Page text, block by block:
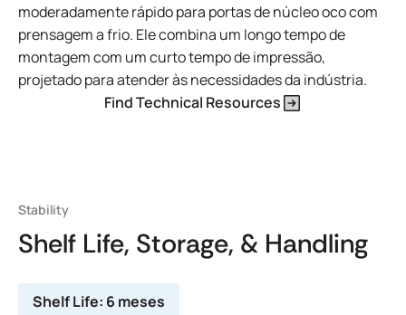
moderadamente rápido para portas de núcleo oco com
prensagem a frio. Ele combina um longo tempo de
montagem com um curto tempo de impressão,
projetado para atender às necessidades da indústria.
Find Technical Resources
Stability
Shelf Life, Storage, & Handling
Shelf Life: 6 meses